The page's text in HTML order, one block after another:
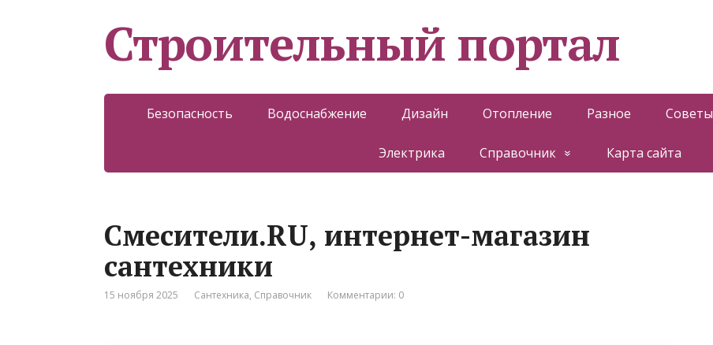
Строительный портал
Безопасность Водоснабжение Дизайн Отопление Разное Советы
Электрика Справочник Карта сайта
Смесители.RU, интернет-магазин
сантехники
15 ноября 2025 Сантехника, Справочник Комментарии: 0